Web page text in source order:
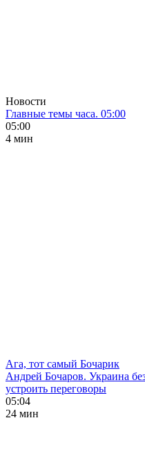
Новости
Главные темы часа. 05:00
05:00
4 мин
Ага, тот самый Бочарик
Андрей Бочаров. Украина
устроить переговоры
05:04
24 мин